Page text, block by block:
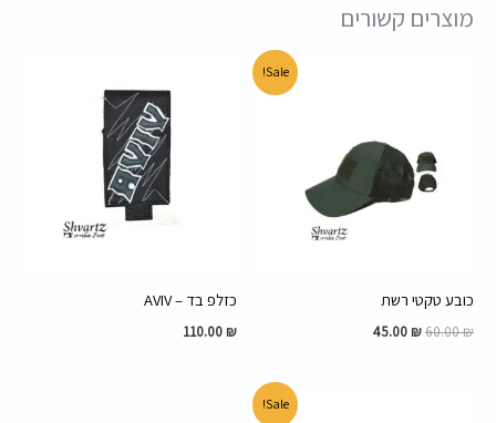
מוצרים קשורים
Sale!
כובע טקטי רשת
60.00₪
45.00 ₪
כזלפ בד – AVIV
110.00 ₪
Sale!